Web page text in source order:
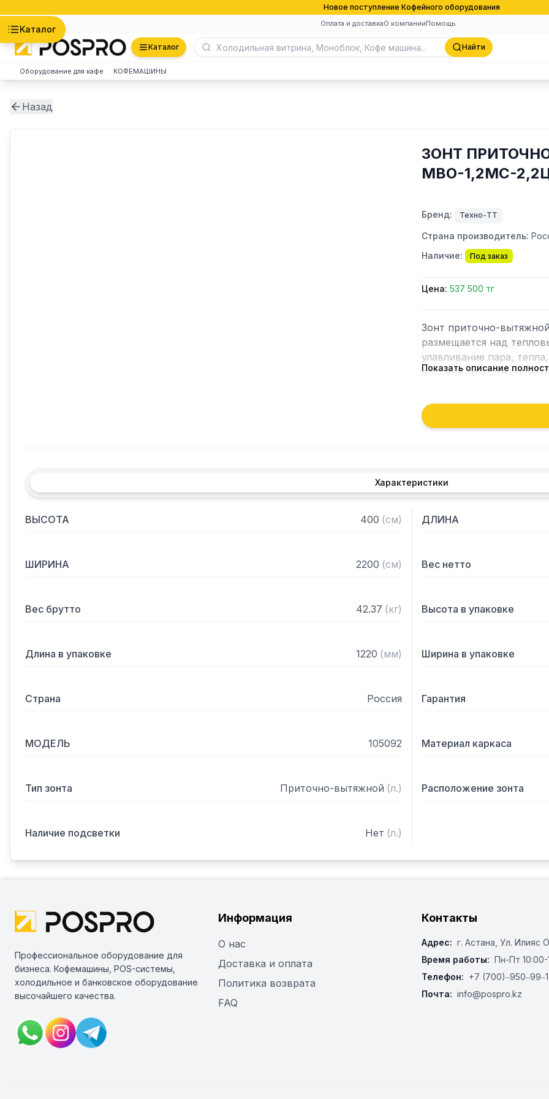
Новое поступление Кофейного оборудования
Оплата и доставкаО компанииПомощь
Каталог
Каталог Найти
Оборудование для кафе КОФЕМАШИНЫ
Назад
ЗОНТ
МВО-1,2МС-
Бренд: Техно-ТТ
Страна производитель:
Наличие:
Под заказ
Цена: 537 500 тг
Зонт приточно-
размещается над
улавливание пара,
воздуха, что
Кроме того, зонт
которые в противном
утвари. Поэтому это
Особенности:
— Приточно-вытяжной
— С лабиринтными
Показать описание
Характеристики
ВЫСОТА 400 (см) ДЛИНА
ШИРИНА 2200 (см) Вес нетто
Вес брутто 42.37 (кг) Высота в упаковке
Длина в упаковке 1220 (мм) Ширина в упаковке
Страна Россия Гарантия
МОДЕЛЬ 105092 Материал каркаса
Тип зонта Приточно-вытяжной (л.) Расположение зонта
Наличие подсветки Нет (л.)
Профессиональное оборудование для
бизнеса. Кофемашины, POS-системы,
холодильное и банковское оборудование
высочайшего качества.
Информация
О нас
Доставка и оплата
Политика возврата
FAQ
Контакты
Адрес: г. Астана, ​Ул. Илияс
Время работы: Пн-Пт 10:00-
Телефон: +7
Почта: info@pospro.kz